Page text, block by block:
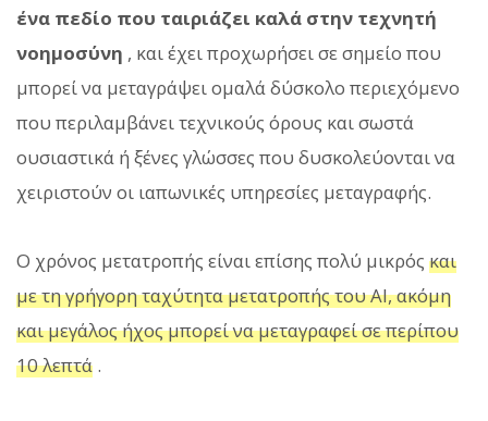
ένα πεδίο που ταιριάζει καλά στην τεχνητή
νοημοσύνη , και έχει προχωρήσει σε σημείο που
μπορεί να μεταγράψει ομαλά δύσκολο περιεχόμενο
που περιλαμβάνει τεχνικούς όρους και σωστά
ουσιαστικά ή ξένες γλώσσες που δυσκολεύονται να
χειριστούν οι ιαπωνικές υπηρεσίες μεταγραφής.
Ο χρόνος μετατροπής είναι επίσης πολύ μικρός και
με τη γρήγορη ταχύτητα μετατροπής του AI, ακόμη
και μεγάλος ήχος μπορεί να μεταγραφεί σε περίπου
10 λεπτά .